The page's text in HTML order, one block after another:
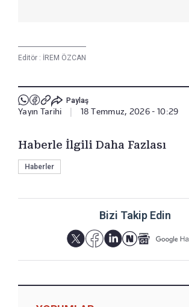
Editör : İREM ÖZCAN
Paylaş
Yayın Tarihi 18 Temmuz, 2026 - 10:29
Haberle İlgili Daha Fazlası
Haberler
Bizi Takip Edin